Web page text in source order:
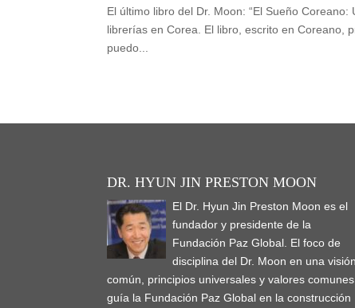
El último libro del Dr. Moon: “El Sueño
librerías en Corea. El libro, escrito en
puedo...
DR. HYUN JIN PRESTON MOON
El Dr. Hyun Jin Preston Moon es el
fundador y presidente de la
Fundación Paz Global. El foco de
disciplina del Dr. Moon en una visión
común, principios universales y valores comunes,
guía la Fundación Paz Global en la construcción